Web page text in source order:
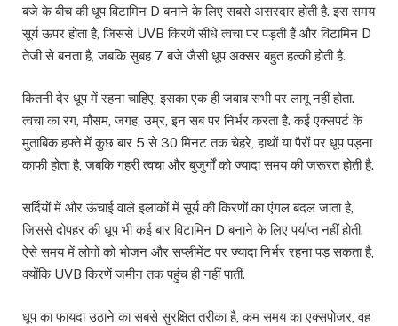
बजे के बीच की धूप विटामिन D बनाने के लिए सबसे असरदार होती है. इस समय
सूर्य ऊपर होता है, जिससे UVB किरणें सीधे त्वचा पर पड़ती हैं और विटामिन D
तेजी से बनता है, जबकि सुबह 7 बजे जैसी धूप अक्सर बहुत हल्की होती है.
कितनी देर धूप में रहना चाहिए, इसका एक ही जवाब सभी पर लागू नहीं होता.
त्वचा का रंग, मौसम, जगह, उम्र, इन सब पर निर्भर करता है. कई एक्सपर्ट के
मुताबिक हफ्ते में कुछ बार 5 से 30 मिनट तक चेहरे, हाथों या पैरों पर धूप पड़ना
काफी होता है, जबकि गहरी त्वचा और बुजुर्गों को ज्यादा समय की जरूरत होती है.
सर्दियों में और ऊंचाई वाले इलाकों में सूर्य की किरणों का एंगल बदल जाता है,
जिससे दोपहर की धूप भी कई बार विटामिन D बनाने के लिए पर्याप्त नहीं होती.
ऐसे समय में लोगों को भोजन और सप्लीमेंट पर ज्यादा निर्भर रहना पड़ सकता है,
क्योंकि UVB किरणें जमीन तक पहुंच ही नहीं पातीं.
धूप का फायदा उठाने का सबसे सुरक्षित तरीका है, कम समय का एक्सपोजर, वह